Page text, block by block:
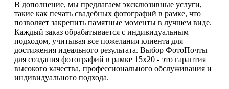
В дополнение, мы предлагаем эксклюзивные услуги,
такие как печать свадебных фотографий в рамке, что
позволяет закрепить памятные моменты в лучшем виде.
Каждый заказ обрабатывается с индивидуальным
подходом, учитывая все пожелания клиента для
достижения идеального результата. Выбор ФотоПочты
для создания фотографий в рамке 15х20 - это гарантия
высокого качества, профессионального обслуживания и
индивидуального подхода.